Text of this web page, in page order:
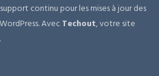
continu pour les mises à jour des
AvecTechout, votre site